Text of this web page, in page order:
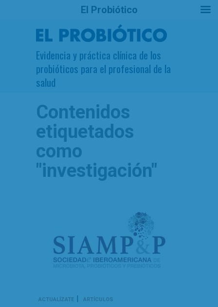
Evidencia y práctica clínica de los
probióticos para el profesional de la
salud
Contenidos
etiquetados
como
"investigación"
ACTUALÍZATE | ARTÍCULOS
El Probiótico